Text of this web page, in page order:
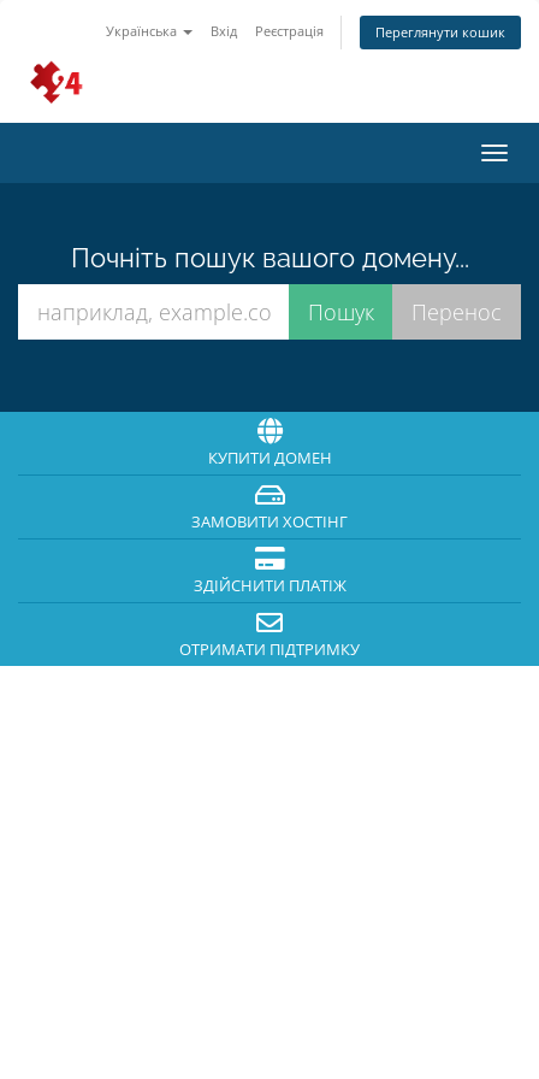
Українська Вхід Реєстрація Переглянути кошик
Почніть пошук вашого домену...
КУПИТИ ДОМЕН
ЗАМОВИТИ ХОСТІНГ
ЗДІЙСНИТИ ПЛАТІЖ
ОТРИМАТИ ПІДТРИМКУ